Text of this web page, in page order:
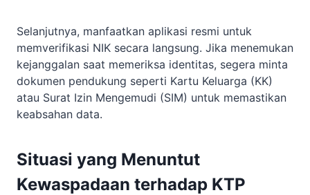
Selanjutnya, manfaatkan aplikasi resmi untuk
memverifikasi NIK secara langsung. Jika menemukan
kejanggalan saat memeriksa identitas, segera minta
dokumen pendukung seperti Kartu Keluarga (KK)
atau Surat Izin Mengemudi (SIM) untuk memastikan
keabsahan data.
Situasi yang Menuntut
Kewaspadaan terhadap KTP